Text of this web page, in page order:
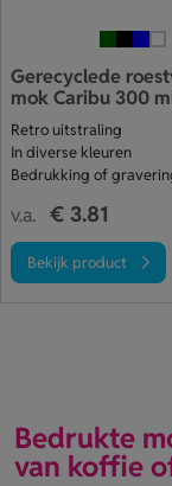
Gerecyclede
mok Caribu 300
Retro uitstraling
In diverse kleuren
Bedrukking of
v.a. € 3.81
Bekijk product
Bedrukte
van koffie